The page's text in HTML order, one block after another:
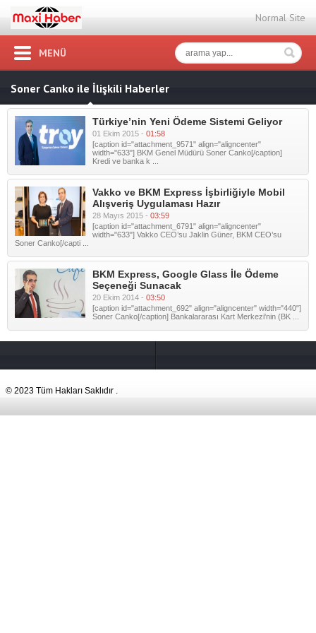
Normal Site
MENÜ
Soner Canko ile İlişkili Haberler
Türkiye’nin Yeni Ödeme Sistemi Geliyor
01 Ekim 2015 - 01:58
[caption id="attachment_9571" align="aligncenter"
width="633"] BKM Genel Müdürü Soner Canko[/caption]
Kredi ve banka k ...
Vakko ve BKM Express İşbirliğiyle Mobil
Alışveriş Uygulaması Hazır
28 Mayıs 2015 - 03:59
[caption id="attachment_6791" align="aligncenter"
width="633"] Vakko CEO’su Jaklin Güner, BKM CEO’su
Soner Canko[/capti ...
BKM Express, Google Glass İle Ödeme
Seçeneği Sunacak
20 Ekim 2014 - 03:50
[caption id="attachment_692" align="aligncenter" width="440"]
Soner Canko[/caption] Bankalararası Kart Merkezi'nin (BK ...
© 2023 Tüm Hakları Saklıdır .